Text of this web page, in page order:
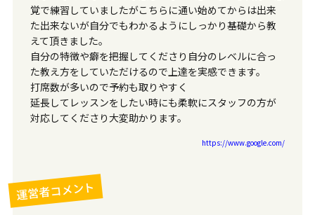
覚で練習していましたがこちらに通い始めてからは出来
た出来ないが自分でもわかるようにしっかり基礎から教
えて頂きました。
自分の特徴や癖を把握してくださり自分のレベルに合っ
た教え方をしていただけるので上達を実感できます。
打席数が多いので予約も取りやすく
延長してレッスンをしたい時にも柔軟にスタッフの方が
対応してくださり大変助かります。
https://www.google.com/
運営者コメント